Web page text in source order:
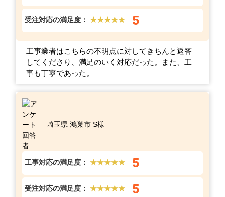
受注対応の満足度： ★★★★★ 5
工事業者はこちらの不明点に対してきちんと返答
してくださり、満足のいく対応だった。また、工
事も丁寧であった。
埼玉県 鴻巣市 S様
工事対応の満足度： ★★★★★ 5
受注対応の満足度： ★★★★★ 5